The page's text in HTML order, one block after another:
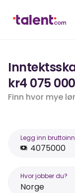
kr4 075
Finn hvor mye
Legg inn
Hvor jobber du?
Norge